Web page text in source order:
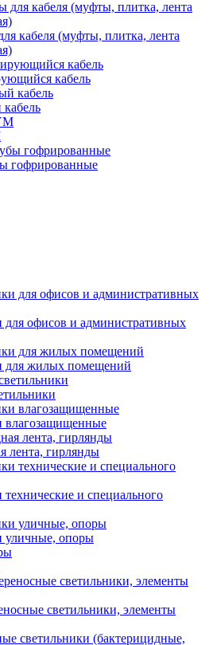
кабеля (муфты, плитка, лента
кабель
гофрированные
для офисов и административных
для жилых помещений
влагозащищенные
лента, гирлянды
и специального
уличные, опоры
светильники, элементы